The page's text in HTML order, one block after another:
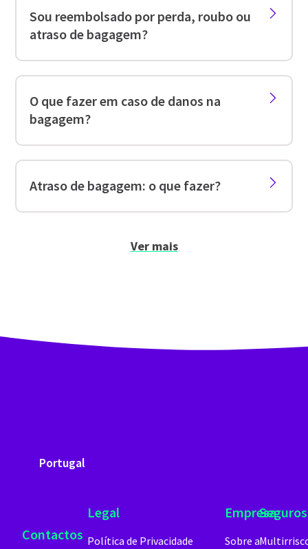
Sou reembolsado por perda, roubo ou
atraso de bagagem?
O que fazer em caso de danos na
bagagem?
Atraso de bagagem: o que fazer?
Ver mais
Portugal
Seguros
Empresa
Sobre a
Legal
Política de Privacidade
Contactos